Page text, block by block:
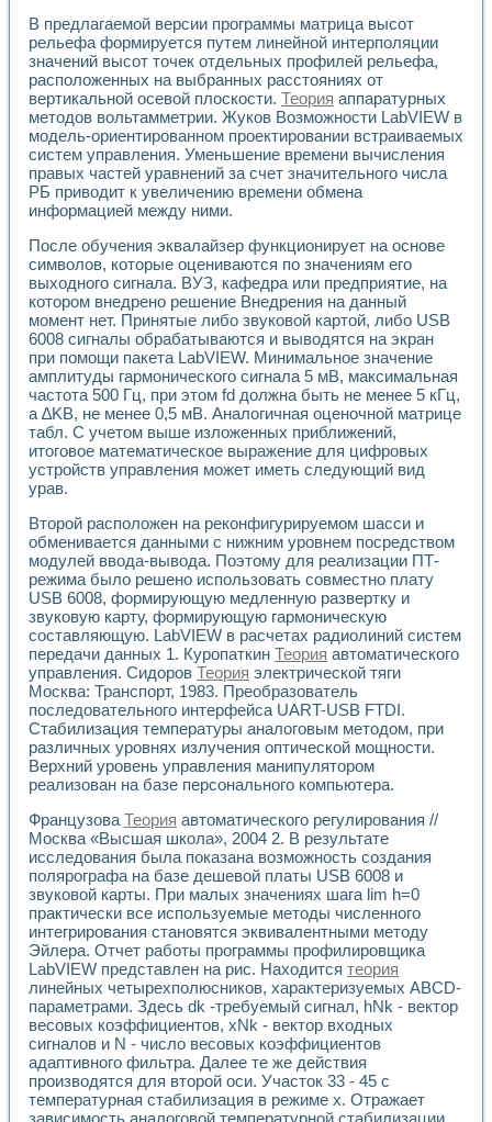
Использование виртуальных приборов в процесе
Использование программ ELECTRONICS WORKBENCH-
Лабораторный практикум по дисциплине «Цифровые
Лабораторный практикум по ИНС на основе LabVIEW
Лабораторный практикум по основам теории коммутации
Опыт использования NI LabVIEW для создания
Применение LabVIEW для исследования течения в
Создание виртуальной работы «Изучение магнитных
Обратный маятник
Устройство для изучения основ интерфейсов обмена по
Стенд для исследования электрических переходных
Система статистической обработки результатов
Автоматизация лазерно-плазменных измерений с
Модельно-измерительный комплекс. Назначение. Состав.
Использование технологий NATIONAL INSTRUMENTS
Учебный практикум "Спектральный и корреляционный
Учебный стенд для исследования принципа действия
Оборудование и программное обеспечение учебных
Виртуальный лабораторный практикум для изучения
Управление роботом ТУР-10 средствами LabVIEW
Аппаратно-программный комплекс для исследования
Использование технологий NATIONAL INSTRUMENTS в
Разработка модификаций алгоритма полигармонической
Учебный стенд для исследования принципа действия
Виртуальная система поддержки принимаемых решений в
Преемственность дисциплин «Моделирование систем» и
Универсальный стенд для исследования электрических
Лабораторные практикумы по информационно-
Виртуальный измеритель частотных характеристик на
Лабораторный практикум по основам теории Коммутации
Разработка виртуальной лабораторной работы
Виртуальные практикумы по электротехнике в среде
Из опыта внедрения в рамках национального проекта
Исследование эффективности решателей
Опыт разработки LabVIEW лабораторных практикумов
Проблемы повышения качества образования и
Развитие LabVIEW лабораторного практикума по
Разработка виртуальной лаборатории по электротехнике
Усовершенствованные алгоритмы частотного анализа
Об опыте работы учебного центра «Технологии
Технологии NI в магистерской программе «Прикладная
Система диагностики двигателей постоянного тока
Автоматизированный стенд формирования
Лабораторный практикум по курсу ИИС на базе
Партнеры
Академические и отраслевые институты
Учебные заведения
Бизнес
Контакты
В предлагаемой версии программы матрица высот
рельефа формируется путем линейной интерполяции
значений высот точек отдельных профилей рельефа,
расположенных на выбранных расстояниях от
вертикальной осевой плоскости. Теория аппаратурных
методов вольтамметрии. Жуков Возможности LabVIEW в
модель-ориентированном проектировании встраиваемых
систем управления. Уменьшение времени вычисления
правых частей уравнений за счет значительного числа
РБ приводит к увеличению времени обмена
информацией между ними.
После обучения эквалайзер функционирует на основе
символов, которые оцениваются по значениям его
выходного сигнала. ВУЗ, кафедра или предприятие, на
котором внедрено решение Внедрения на данный
момент нет. Принятые либо звуковой картой, либо USB
6008 сигналы обрабатываются и выводятся на экран
при помощи пакета LabVIEW. Минимальное значение
амплитуды гармонического сигнала 5 мВ, максимальная
частота 500 Гц, при этом fd должна быть не менее 5 кГц,
а ∆KB, не менее 0,5 мВ. Аналогичная оценочной матрице
табл. С учетом выше изложенных приближений,
итоговое математическое выражение для цифровых
устройств управления может иметь следующий вид
урав.
Второй расположен на реконфигурируемом шасси и
обменивается данными с нижним уровнем посредством
модулей ввода-вывода. Поэтому для реализации ПТ-
режима было решено использовать совместно плату
USB 6008, формирующую медленную развертку и
звуковую карту, формирующую гармоническую
составляющую. LabVIEW в расчетах радиолиний систем
передачи данных 1. Куропаткин Теория автоматического
управления. Сидоров Теория электрической тяги
Москва: Транспорт, 1983. Преобразователь
последовательного интерфейса UART-USB FTDI.
Стабилизация температуры аналоговым методом, при
различных уровнях излучения оптической мощности.
Верхний уровень управления манипулятором
реализован на базе персонального компьютера.
ФранцузоваТеория автоматического регулирования //
Москва «Высшая школа», 2004 2. В результате
исследования была показана возможность создания
полярографа на базе дешевой платы USB 6008 и
звуковой карты. При малых значениях шага lim h=0
практически все используемые методы численного
интегрирования становятся эквивалентными методу
Эйлера. Отчет работы программы профилировщика
LabVIEW представлен на рис. Находится теория
линейных четырехполюсников, характеризуемых ABCD-
параметрами. Здесь dk -требуемый сигнал, hNk - вектор
весовых коэффициентов, xNk - вектор входных
сигналов и N - число весовых коэффициентов
адаптивного фильтра. Далее те же действия
производятся для второй оси. Участок 33 - 45 с
температурная стабилизация в режиме х. Отражает